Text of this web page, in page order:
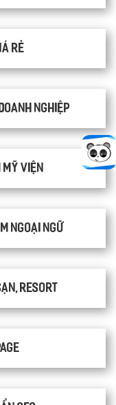
rẻ
nghiệp
viện
ngoại ngữ
resort